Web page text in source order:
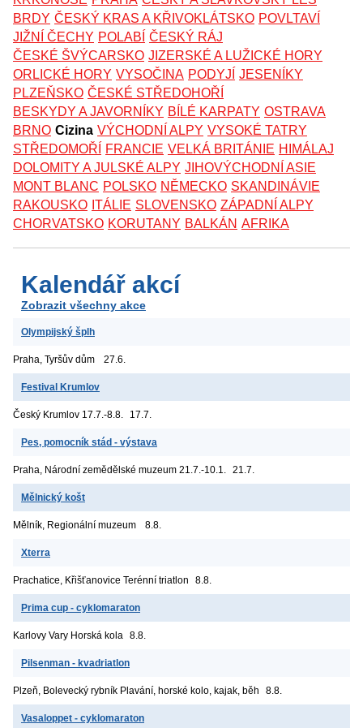
BRDY ČESKÝ KRAS A KŘIVOKLÁTSKO POVLTAVÍ
JIŽNÍ ČECHY POLABÍ ČESKÝ RÁJ
ČESKÉ ŠVÝCARSKO JIZERSKÉ A LUŽICKÉ HORY
ORLICKÉ HORY VYSOČINA PODYJÍ JESENÍKY
PLZEŇSKO ČESKÉ STŘEDOHOŘÍ
BESKYDY A JAVORNÍKY BÍLÉ KARPATY OSTRAVA
BRNO Cizina VÝCHODNÍ ALPY VYSOKÉ TATRY
STŘEDOMOŘÍ
FRANCIE VELKÁ BRITÁNIE HIMÁLAJ
DOLOMITY A JULSKÉ ALPY JIHOVÝCHODNÍ ASIE
MONT BLANC POLSKO NĚMECKO SKANDINÁVIE
RAKOUSKO ITÁLIE SLOVENSKO ZÁPADNÍ ALPY
CHORVATSKO KORUTANY BALKÁN AFRIKA
Kalendář akcí
Zobrazit všechny akce
Olympijský šplh
Praha, Tyršův dům 27.6.
Festival Krumlov
Český Krumlov 17.7.-8.8. 17.7.
Pes, pomocník stád - výstava
Praha, Národní zemědělské muzeum 21.7.-10.1. 21.7.
Mělnický košt
Mělník, Regionální muzeum 8.8.
Xterra
Prachatice, Křišťanovice Terénní triatlon 8.8.
Prima cup - cyklomaraton
Karlovy Vary Horská kola 8.8.
Pilsenman - kvadriatlon
Plzeň, Bolevecký rybník Plavání, horské kolo, kajak, běh 8.8.
Vasaloppet - cyklomaraton